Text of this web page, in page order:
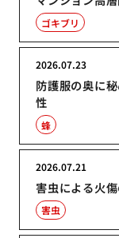
ゴキブリ
防護服の奥に
性
2026.07.23
蜂
害虫による火
2026.07.21
害虫